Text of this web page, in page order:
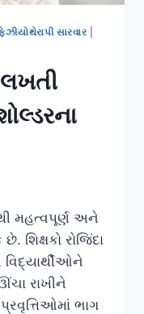
સારવાર
લખતી
મહત્વપૂર્ણ અને
શિક્ષકો રોજિંદા
રાખીને
ભાગ